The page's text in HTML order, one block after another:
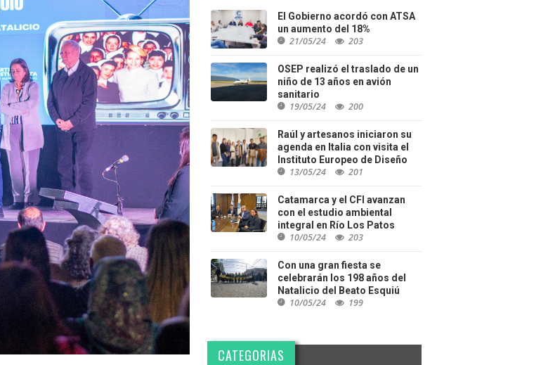
El Gobierno acordó con ATSA
un aumento del 18%
21/05/24 203
OSEP realizó el traslado de un
niño de 13 años en avión
sanitario
19/05/24 200
Raúl y artesanos iniciaron su
agenda en Italia con visita el
Instituto Europeo de Diseño
13/05/24 201
Catamarca y el CFI avanzan
con el estudio ambiental
integral en Río Los Patos
10/05/24 203
Con una gran fiesta se
celebrarán los 198 años del
Natalicio del Beato Esquiú
10/05/24 199
CATEGORIAS